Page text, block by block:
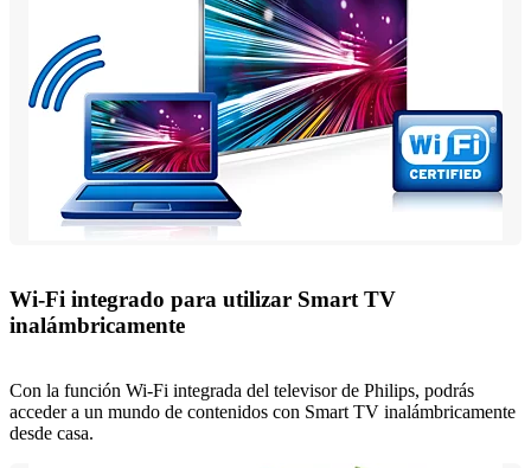
Wi-Fi integrado para utilizar Smart TV
inalámbricamente
Con la función Wi-Fi integrada del televisor de Philips, podrás
acceder a un mundo de contenidos con Smart TV inalámbricamente
desde casa.